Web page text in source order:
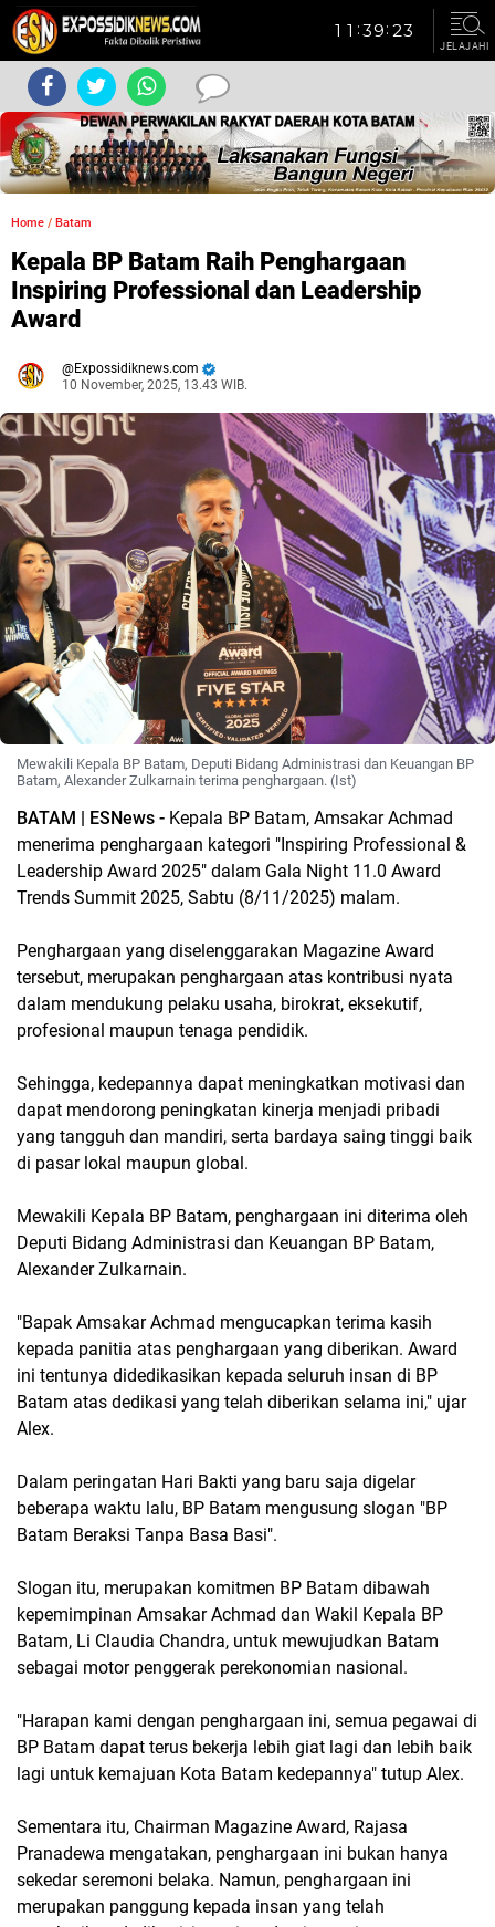
JELAJAHI
Home / Batam
Kepala BP Batam Raih Penghargaan
Inspiring Professional dan Leadership
Award
Expossidiknews.com
10 November, 2025, 13.43 WIB.
Mewakili Kepala BP Batam, Deputi Bidang Administrasi dan Keuangan BP
Batam, Alexander Zulkarnain terima penghargaan. (Ist)
BATAM | ESNews - Kepala BP Batam, Amsakar Achmad
menerima penghargaan kategori "Inspiring Professional &
Leadership Award 2025" dalam Gala Night 11.0 Award
Trends Summit 2025, Sabtu (8/11/2025) malam.
Penghargaan yang diselenggarakan Magazine Award
tersebut, merupakan penghargaan atas kontribusi nyata
dalam mendukung pelaku usaha, birokrat, eksekutif,
profesional maupun tenaga pendidik.
Sehingga, kedepannya dapat meningkatkan motivasi dan
dapat mendorong peningkatan kinerja menjadi pribadi
yang tangguh dan mandiri, serta bardaya saing tinggi baik
di pasar lokal maupun global.
Mewakili Kepala BP Batam, penghargaan ini diterima oleh
Deputi Bidang Administrasi dan Keuangan BP Batam,
Alexander Zulkarnain.
"Bapak Amsakar Achmad mengucapkan terima kasih
kepada panitia atas penghargaan yang diberikan. Award
ini tentunya didedikasikan kepada seluruh insan di BP
Batam atas dedikasi yang telah diberikan selama ini," ujar
Alex.
Dalam peringatan Hari Bakti yang baru saja digelar
beberapa waktu lalu, BP Batam mengusung slogan "BP
Batam Beraksi Tanpa Basa Basi".
Slogan itu, merupakan komitmen BP Batam dibawah
kepemimpinan Amsakar Achmad dan Wakil Kepala BP
Batam, Li Claudia Chandra, untuk mewujudkan Batam
sebagai motor penggerak perekonomian nasional.
"Harapan kami dengan penghargaan ini, semua pegawai di
BP Batam dapat terus bekerja lebih giat lagi dan lebih baik
lagi untuk kemajuan Kota Batam kedepannya" tutup Alex.
Sementara itu, Chairman Magazine Award, Rajasa
Pranadewa mengatakan, penghargaan ini bukan hanya
sekedar seremoni belaka. Namun, penghargaan ini
merupakan panggung kepada insan yang telah